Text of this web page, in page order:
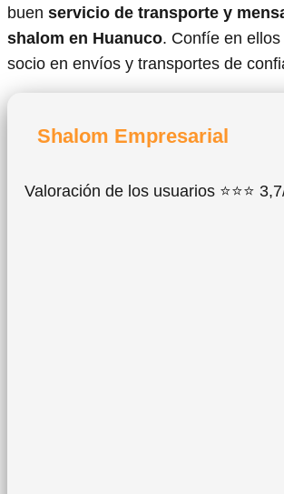
buen servicio de transporte y
shalom en Huanuco. Confíe en
socio en envíos y transportes de
Shalom Empresarial
Valoración de los usuarios ⭐⭐⭐